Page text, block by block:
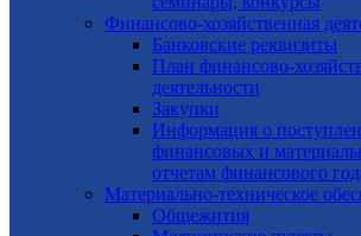
Финансово-хозяйственная
Банковские реквизиты
План финансово-
деятельности
Закупки
Информация о
финансовых и
отчетам финансового
Материально-техническое
Общежития